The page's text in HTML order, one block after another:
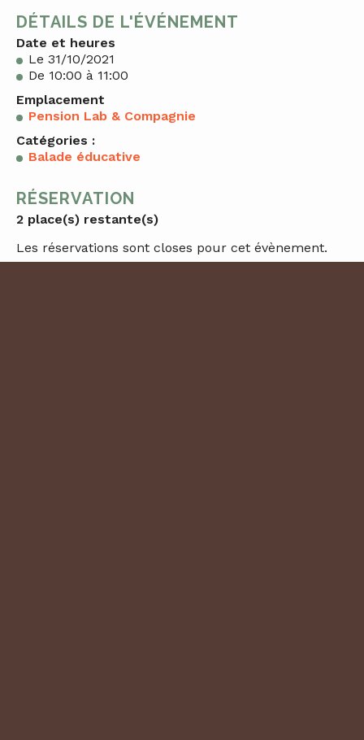
DÉTAILS DE L'ÉVÉNEMENT
Date et heures
Le 31/10/2021
De 10:00 à 11:00
Emplacement
Pension Lab & Compagnie
Catégories :
Balade éducative
RÉSERVATION
2 place(s) restante(s)
Les réservations sont closes pour cet évènement.